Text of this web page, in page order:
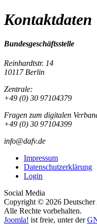
Kontaktdaten
Bundesgeschäftsstelle
Reinhardtstr. 14
10117 Berlin
Zentrale:
+49 (0) 30 97104379
Fragen zum digitalen
+49 (0) 30 97104399
info@dafv.de
Impressum
Datenschutzerklärung
Login
Social Media
Copyright © 2026
Alle Rechte vorbehalten.
Joomla! ist freie, unter der